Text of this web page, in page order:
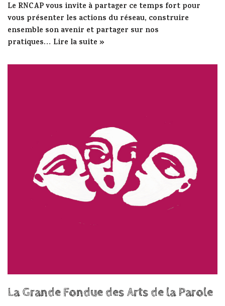
Le RNCAP vous invite à partager ce temps fort pour
vous présenter les actions du réseau, construire
ensemble son avenir et partager sur nos
pratiques… Lire la suite »
La Grande Fondue des Arts de la Parole